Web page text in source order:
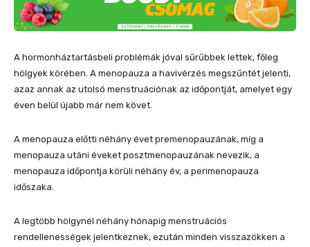
A hormonháztartásbeli problémák jóval sűrűbbek lettek, főleg
hölgyek körében. A menopauza a havivérzés megszűntét jelenti,
azaz annak az utolsó menstruációnak az időpontját, amelyet egy
éven belül újabb már nem követ.
A menopauza előtti néhány évet premenopauzának, míg a
menopauza utáni éveket posztmenopauzának nevezik, a
menopauza időpontja körüli néhány év, a perimenopauza
időszaka.
A legtöbb hölgynél néhány hónapig menstruációs
rendellenességek jelentkeznek, ezután minden visszazökken a